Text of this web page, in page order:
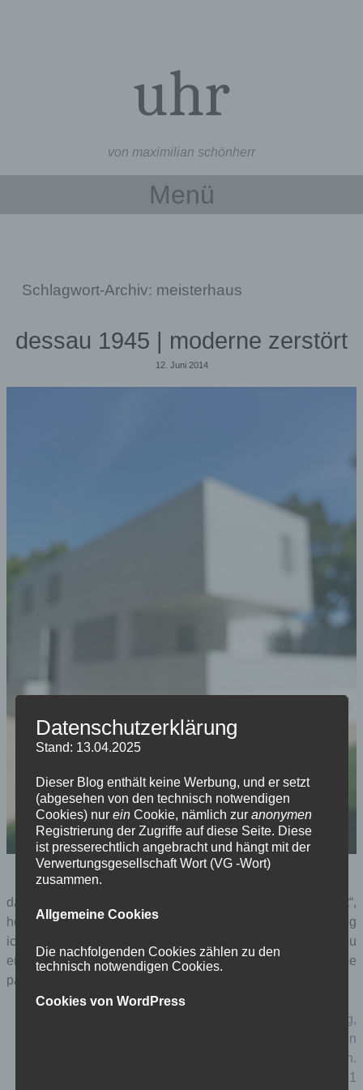
uhr
von maximilian schönherr
Menü
Schlagwort-Archiv: meisterhaus
dessau 1945 | moderne zerstört
12. Juni 2014
meisterhaus dessau, unscharf. foto: m.s.
dank des buchs “dessau 1945 – moderne zerstört“,
herausgegeben von philipp oswalt, edition bauhaus 45, fing
ich an, dies und das in diversen wikipediaartikeln zu
ergänzen, etwa im artikel über dasbauhaus dessau
diese
passage:
Machtergreifung,
bei den Gemeinderatswahlen in
Dessau 15 der 36 Sitze und war damit stärkste Fraktion.
In ihrem Flugblatt zu den Wahlen am 25. Oktober 1931
Datenschutzerklärung
Stand: 13.04.2025
Dieser Blog enthält keine Werbung, und er setzt
(abgesehen von den technisch notwendigen
Cookies) nur einCookie, nämlich zur anonymen
Registrierung der Zugriffe auf diese Seite. Diese
ist presserechtlich angebracht und hängt mit der
Verwertungsgesellschaft Wort (VG -Wort)
zusammen.
Allgemeine Cookies
Die nachfolgenden Cookies zählen zu den
technisch notwendigen Cookies.
Cookies von WordPress